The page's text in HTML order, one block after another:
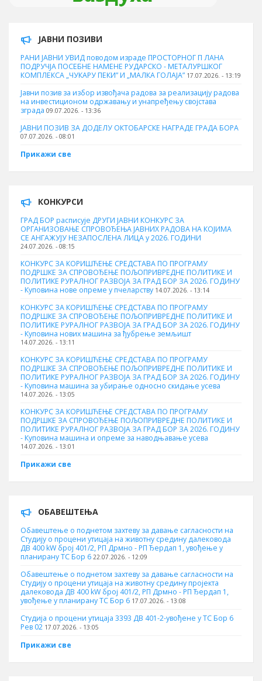
ЈАВНИ ПОЗИВИ
РАНИ ЈАВНИ УВИД поводом израде ПРОСТОРНОГ П ЛАНА
ПОДРУЧЈА ПОСЕБНЕ НАМЕНЕ РУДАРСКО - МЕТАЛУРШКОГ
КОМПЛЕКСА „ЧУКАРУ ПЕКИ” И „МАЛКА ГОЛАЈА” 17.07.2026. - 13:19
Јавни позив за избор извођача радова за реализацију радова
на инвестиционом одржавању и унапређењу својстава
зграда 09.07.2026. - 13:36
ЈАВНИ ПОЗИВ ЗА ДОДЕЛУ ОКТOБАРСКЕ НАГРАДЕ ГРАДА БОРА
07.07.2026. - 08:01
Прикажи све
КОНКУРСИ
ГРАД БОР расписује ДРУГИ ЈАВНИ КОНКУРС ЗА
ОРГАНИЗОВАЊЕ СПРОВОЂЕЊА ЈАВНИХ РАДОВА НА КОЈИМА
СЕ АНГАЖУЈУ НЕЗАПОСЛЕНА ЛИЦА у 2026. ГОДИНИ
24.07.2026. - 08:15
КОНКУРС ЗА КОРИШЋЕЊЕ СРЕДСТАВА ПО ПРОГРАМУ
ПОДРШКЕ ЗА СПРОВОЂЕЊЕ ПОЉОПРИВРЕДНЕ ПОЛИТИКЕ И
ПОЛИТИКЕ РУРАЛНОГ РАЗВОЈА ЗА ГРАД БОР ЗА 2026. ГОДИНУ
- Куповина нове опреме у пчеларству 14.07.2026. - 13:14
КОНКУРС ЗА КОРИШЋЕЊЕ СРЕДСТАВА ПО ПРОГРАМУ
ПОДРШКЕ ЗА СПРОВОЂЕЊЕ ПОЉОПРИВРЕДНЕ ПОЛИТИКЕ И
ПОЛИТИКЕ РУРАЛНОГ РАЗВОЈА ЗА ГРАД БОР ЗА 2026. ГОДИНУ
- Куповина нових машина за ђубрење земљишт
14.07.2026. - 13:11
КОНКУРС ЗА КОРИШЋЕЊЕ СРЕДСТАВА ПО ПРОГРАМУ
ПОДРШКЕ ЗА СПРОВОЂЕЊЕ ПОЉОПРИВРЕДНЕ ПОЛИТИКЕ И
ПОЛИТИКЕ РУРАЛНОГ РАЗВОЈА ЗА ГРАД БОР ЗА 2026. ГОДИНУ
- Куповинa машина за убирање односно скидање усева
14.07.2026. - 13:05
КОНКУРС ЗА КОРИШЋЕЊЕ СРЕДСТАВА ПО ПРОГРАМУ
ПОДРШКЕ ЗА СПРОВОЂЕЊЕ ПОЉОПРИВРЕДНЕ ПОЛИТИКЕ И
ПОЛИТИКЕ РУРАЛНОГ РАЗВОЈА ЗА ГРАД БОР ЗА 2026. ГОДИНУ
- Куповина машина и опреме за наводњавање усева
14.07.2026. - 13:01
Прикажи све
ОБАВЕШТЕЊА
Обавештење о поднетом захтеву за давање сагласности на
Студију о процени утицаја на животну средину далековода
ДВ 400 kW број 401/2, РП Дрмно - РП Ђердап 1, увођење у
планирану ТС Бор 6 22.07.2026. - 12:09
Обавештење о поднетом захтеву за давање сагласности на
Студију о процени утицаја на животну средину пројекта
далековода ДВ 400 kW број 401/2, РП Дрмно - РП Ђердап 1,
увођење у планирану ТС Бор 6 17.07.2026. - 13:08
Студија о процени утицаја 3393 ДВ 401-2-увођене у ТС Бор 6
Рев 02 17.07.2026. - 13:05
Прикажи све